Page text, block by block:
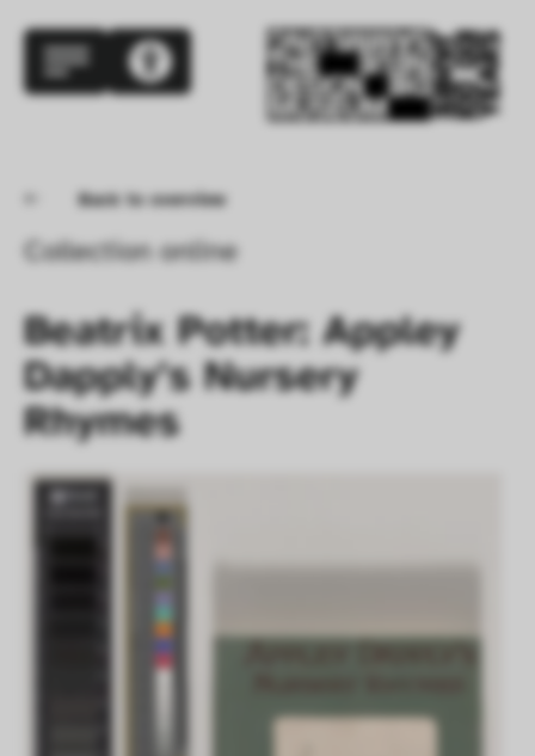
Back to overview
Collection online
Beatrix Potter: Appley
Dapply's Nursery
Rhymes